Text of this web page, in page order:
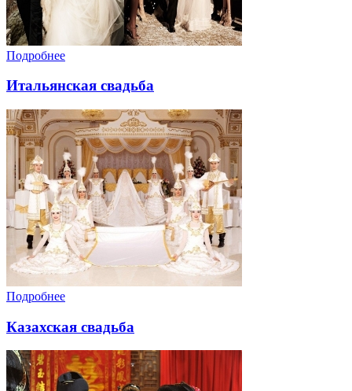
Подробнее
Итальянская свадьба
Подробнее
Казахская свадьба